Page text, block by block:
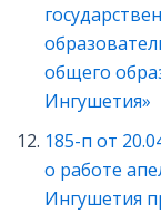
общего
Ингушетия»
185-п от
о работе
Ингушетия